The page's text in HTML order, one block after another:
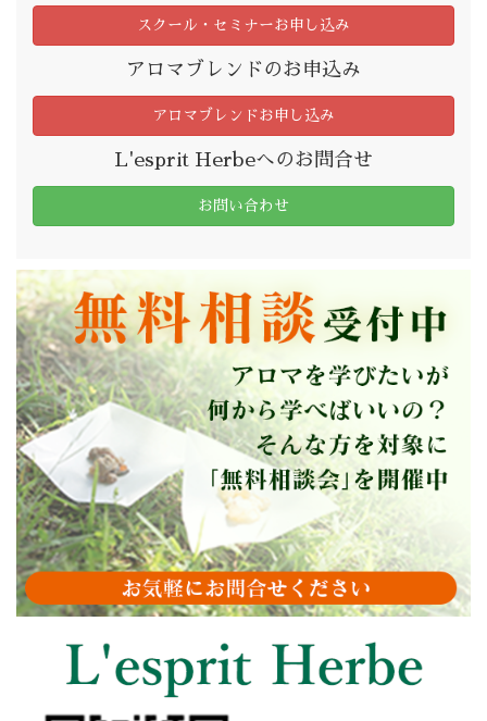
スクール・セミナーお申し込み
アロマブレンドのお申込み
アロマブレンドお申し込み
L'esprit Herbeへのお問合せ
お問い合わせ